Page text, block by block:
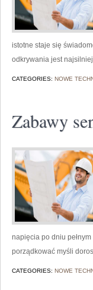
istotne staje się
odkrywania jest
CATEGORIES: NOWE
Zabawy
napięcia po dniu
porządkować myśli
CATEGORIES: NOWE